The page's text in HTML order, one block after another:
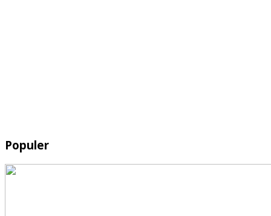
Populer